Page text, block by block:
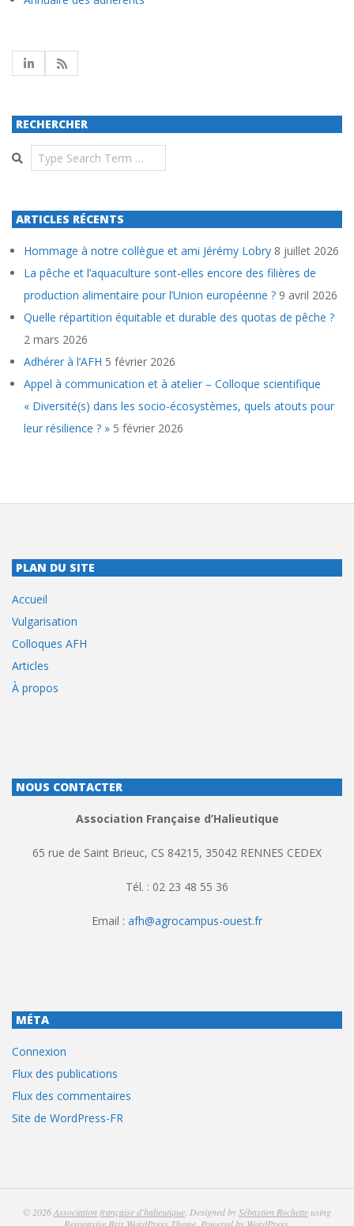
RECHERCHER
Search
ARTICLES RÉCENTS
Hommage à notre collègue et ami Jérémy Lobry 8 juillet 2026
La pêche et l’aquaculture sont-elles encore des filières de
production alimentaire pour l’Union européenne ? 9 avril 2026
Quelle répartition équitable et durable des quotas de pêche ?
2 mars 2026
Adhérer à l’AFH 5 février 2026
Appel à communication et à atelier – Colloque scientifique
« Diversité(s) dans les socio-écosystèmes, quels atouts pour
leur résilience ? » 5 février 2026
PLAN DU SITE
Accueil
Vulgarisation
Colloques AFH
Articles
À propos
NOUS CONTACTER
Association Française d’Halieutique
65 rue de Saint Brieuc, CS 84215, 35042 RENNES CEDEX
Tél. : 02 23 48 55 36
Email : afh@agrocampus-ouest.fr
MÉTA
Connexion
Flux des publications
Flux des commentaires
Site de WordPress-FR
© 2026Association française d'halieutique. Designed bySébastien Rochetteusing